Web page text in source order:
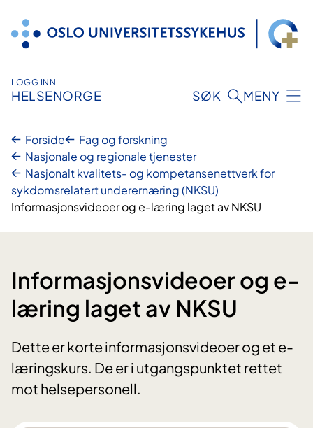
innhold
LOGG INN
HELSENORGE SØK MENY
Forside
Fag og forskning
Nasjonale og regionale tjenester
Nasjonalt kvalitets- og kompetansenettverk for
sykdomsrelatert underernæring (NKSU)
Informasjonsvideoer og e-læring laget av NKSU
Informasjonsvideoer og e-
læring laget av NKSU
Dette er korte informasjonsvideoer og et e-
læringskurs. De er i utgangspunktet rettet
mot helsepersonell.